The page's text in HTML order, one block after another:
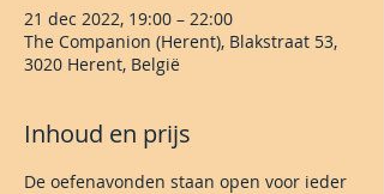
21 dec 2022, 19:00 – 22:00
The Companion (Herent), Blakstraat 53,
3020 Herent, België
Inhoud en prijs
De oefenavonden staan open voor ieder